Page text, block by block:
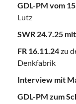
GDL-PM vom
Lutz
SWR 24.7.25
FR 16.11.24zu
Denkfabrik
Interview mit
GDL-PM zum